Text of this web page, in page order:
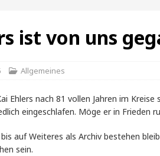
ist von uns
Allgemeines
Ehlers nach 81 vollen Jahren im
eingeschlafen. Möge er in Frieden
auf Weiteres als Archiv bestehen
sein.